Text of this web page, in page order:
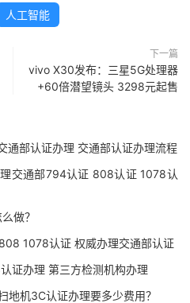
人工智能
下一篇
vivo X30发布：三星5G处理器
+60倍潜望镜头 3298元起售
通部认证办理 交通部认证办理流程
交通部794认证 808认证 1078认
做？
1078认证 权威办理交通部认证
证办理 第三方检测机构办理
地机3C认证办理要多少费用？